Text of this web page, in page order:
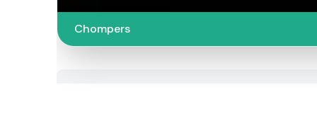
Chompers